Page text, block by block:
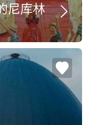
尼库林